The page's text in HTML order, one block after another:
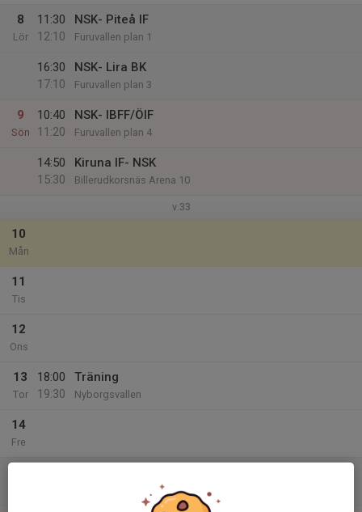
8
Lör
11:30
12:10
NSK- Piteå IF
Furuvallen plan 1
16:30
17:10
NSK- Lira BK
Furuvallen plan 3
9
Sön
10:40
11:20
NSK- IBFF/ÖIF
Furuvallen plan 4
14:50
15:30
Kiruna IF- NSK
Billerudkorsnäs Arena 10
v.33
10
Mån
11
Tis
12
Ons
13
Tor
18:00
19:30
Träning
Nyborgsvallen
14
Fre